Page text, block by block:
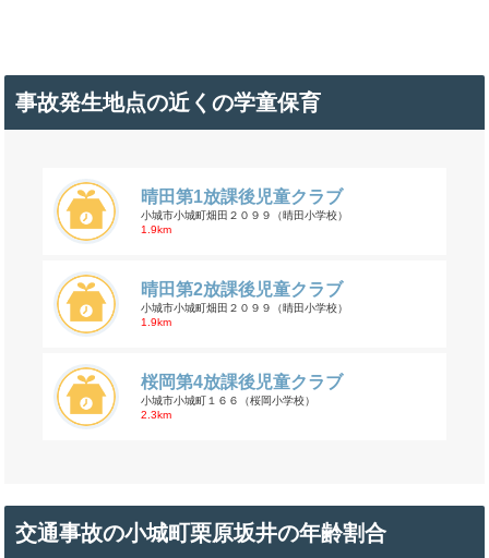
事故発生地点の近くの学童保育
晴田第1放課後児童クラブ
小城市小城町畑田２０９９（晴田小学校）
1.9km
晴田第2放課後児童クラブ
小城市小城町畑田２０９９（晴田小学校）
1.9km
桜岡第4放課後児童クラブ
小城市小城町１６６（桜岡小学校）
2.3km
交通事故の小城町栗原坂井の年齢割合